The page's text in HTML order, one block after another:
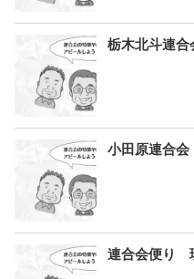
栃木北斗連合
小田原連合会
連合会便り